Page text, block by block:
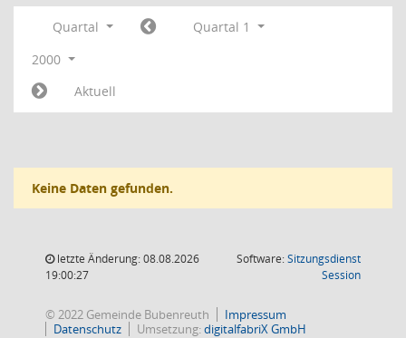
Quartal
Quartal 1
2000
Aktuell
Keine Daten gefunden.
letzte Änderung: 08.08.2026
19:00:27
Software:Sitzungsdienst
Session(Wird in
© 2022 Gemeinde Bubenreuth
Impressum
Datenschutz
Umsetzung:digitalfabriX GmbH